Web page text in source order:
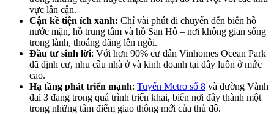
vực lân cận.
Cận kề tiện ích xanh: Chỉ vài phút di chuyển đến biển hồ
nước mặn, hồ trung tâm và hồ San Hô – nơi không gian sống
trong lành, thoáng đãng lên ngôi.
Đầu tư sinh lời: Với hơn 90% cư dân Vinhomes Ocean Park
đã định cư, nhu cầu nhà ở và kinh doanh tại đây luôn ở mức
cao.
Hạ tầng phát triển mạnh: Tuyến Metro số 8 và đường Vành
đai 3 đang trong quá trình triển khai, biến nơi đây thành một
trong những tâm điểm giao thông mới của thủ đô.